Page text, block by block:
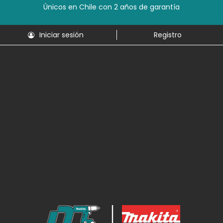
Únicos en Chile con 2 años de garantía
Iniciar sesión Registro